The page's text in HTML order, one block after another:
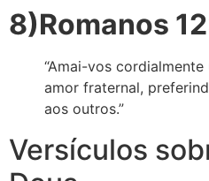
8)Romanos
“Amai-vos
amor fraternal,
aos outros.”
Versículos